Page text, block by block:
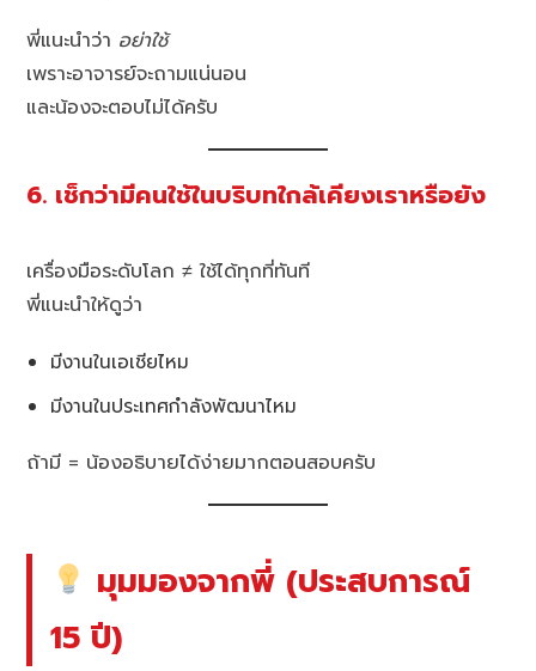
พี่แนะนำว่า อย่าใช้
เพราะอาจารย์จะถามแน่นอน
และน้องจะตอบไม่ได้ครับ
6. เช็กว่ามีคนใช้ในบริบทใกล้เคียงเราหรือยัง
เครื่องมือระดับโลก ≠ ใช้ได้ทุกที่ทันที
พี่แนะนำให้ดูว่า
มีงานในเอเชียไหม
มีงานในประเทศกำลังพัฒนาไหม
ถ้ามี = น้องอธิบายได้ง่ายมากตอนสอบครับ
มุมมองจากพี่ (ประสบการณ์
15 ปี)